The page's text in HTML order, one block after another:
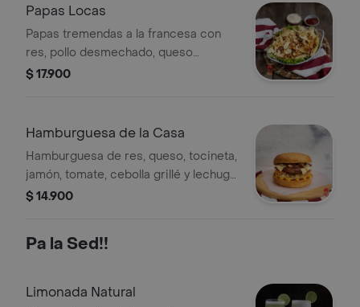
Papas Locas
Papas tremendas a la francesa con
res, pollo desmechado, queso
gratinado, ripio y salsas .
$ 17.900
Hamburguesa de la Casa
Hamburguesa de res, queso, tocineta,
jamón, tomate, cebolla grillé y lechuga
.$ 14.900
Pa la Sed!!
Limonada Natural